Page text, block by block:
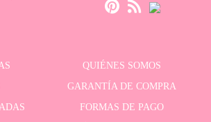
QUIÉNES SOMOS
GARANTÍA DE COMPRA
FORMAS DE PAGO